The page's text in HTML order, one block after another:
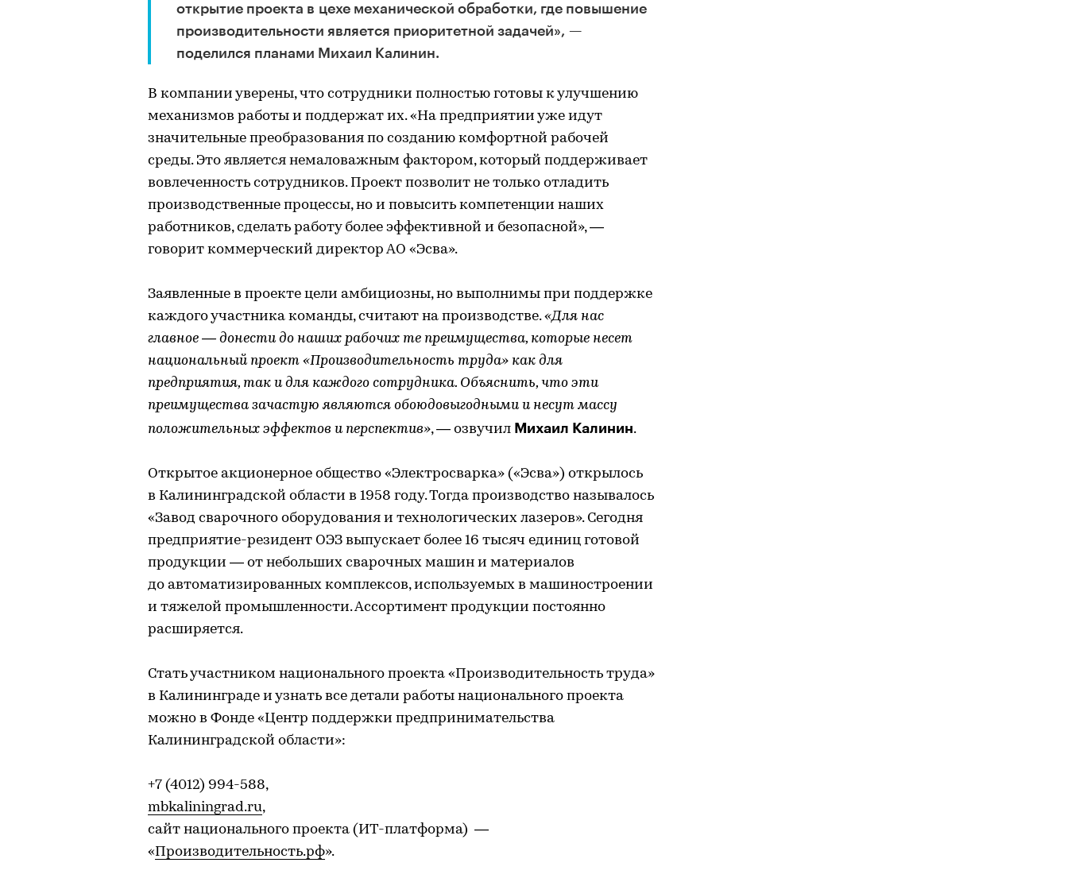
открытие проекта в цехе механической обработки, где повышение
производительности является приоритетной задачей», —
поделился планами Михаил Калинин.
В компании уверены, что сотрудники полностью готовы к улучшению
механизмов работы и поддержат их. «На предприятии уже идут
значительные преобразования по созданию комфортной рабочей
среды. Это является немаловажным фактором, который поддерживает
вовлеченность сотрудников. Проект позволит не только отладить
производственные процессы, но и повысить компетенции наших
работников, сделать работу более эффективной и безопасной», —
говорит коммерческий директор АО «Эсва».
Заявленные в проекте цели амбициозны, но выполнимы при поддержке
каждого участника команды, считают на производстве.«Для нас
главное — донести до наших рабочих те преимущества, которые несет
национальный проект «Производительность труда» как для
предприятия, так и для каждого сотрудника. Объяснить, что эти
преимущества зачастую являются обоюдовыгодными и несут массу
положительных эффектов и перспектив», — озвучил Михаил Калинин.
Открытое акционерное общество «Электросварка» («Эсва») открылось
в Калининградской области в 1958 году. Тогда производство называлось
«Завод сварочного оборудования и технологических лазеров». Сегодня
предприятие-резидент ОЭЗ выпускает более 16 тысяч единиц готовой
продукции — от небольших сварочных машин и материалов
до автоматизированных комплексов, используемых в машиностроении
и тяжелой промышленности. Ассортимент продукции постоянно
расширяется.
Стать участником национального проекта «Производительность труда»
в Калининграде и узнать все детали работы национального проекта
можно в Фонде «Центр поддержки предпринимательства
Калининградской области»:
+7 (4012) 994-588,
mbkaliningrad.ru,
сайт национального проекта (ИТ-платформа) —
«Производительность.рф».